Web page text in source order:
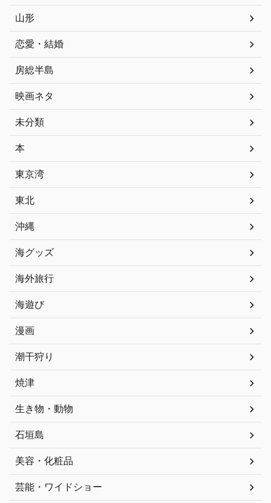
山形
恋愛・結婚
房総半島
映画ネタ
未分類
本
東京湾
東北
沖縄
海グッズ
海外旅行
海遊び
漫画
潮干狩り
焼津
生き物・動物
石垣島
美容・化粧品
芸能・ワイドショー